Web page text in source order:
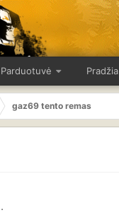
Parduotuvė Pradžia
gaz69 tento remas